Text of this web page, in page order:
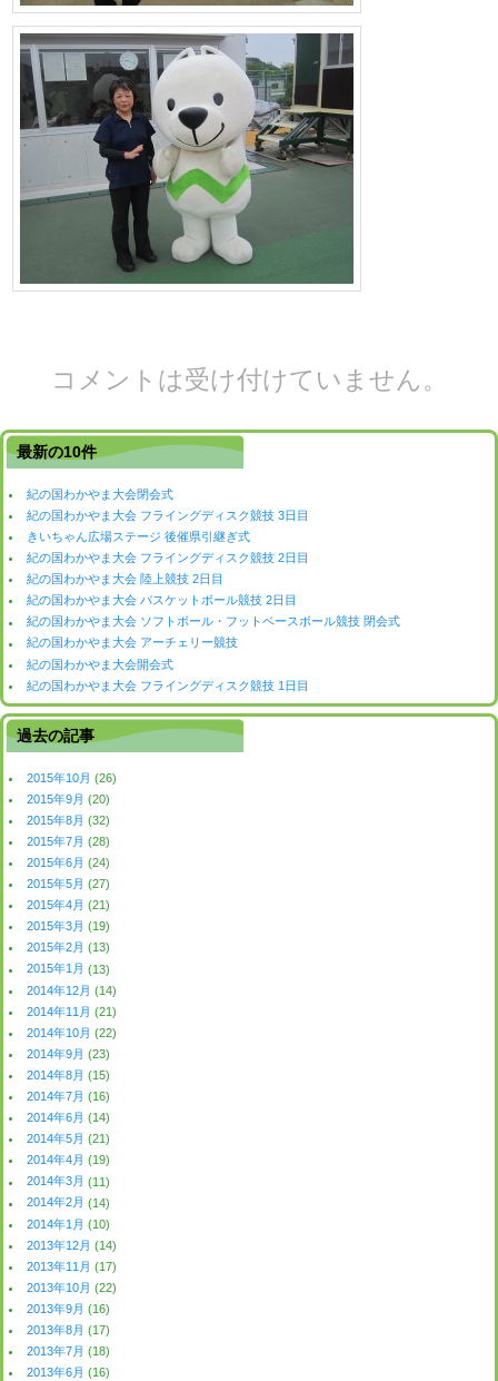
コメントは受け付けていません。
最新の10件
紀の国わかやま大会閉会式
紀の国わかやま大会 フライングディスク競技 3日目
きいちゃん広場ステージ 後催県引継ぎ式
紀の国わかやま大会 フライングディスク競技 2日目
紀の国わかやま大会 陸上競技 2日目
紀の国わかやま大会 バスケットボール競技 2日目
紀の国わかやま大会 ソフトボール・フットベースボール競技 閉会式
紀の国わかやま大会 アーチェリー競技
紀の国わかやま大会開会式
紀の国わかやま大会 フライングディスク競技 1日目
過去の記事
2015年10月 (26)
2015年9月 (20)
2015年8月 (32)
2015年7月 (28)
2015年6月 (24)
2015年5月 (27)
2015年4月 (21)
2015年3月 (19)
2015年2月 (13)
2015年1月 (13)
2014年12月 (14)
2014年11月 (21)
2014年10月 (22)
2014年9月 (23)
2014年8月 (15)
2014年7月 (16)
2014年6月 (14)
2014年5月 (21)
2014年4月 (19)
2014年3月 (11)
2014年2月 (14)
2014年1月 (10)
2013年12月 (14)
2013年11月 (17)
2013年10月 (22)
2013年9月 (16)
2013年8月 (17)
2013年7月 (18)
2013年6月 (16)